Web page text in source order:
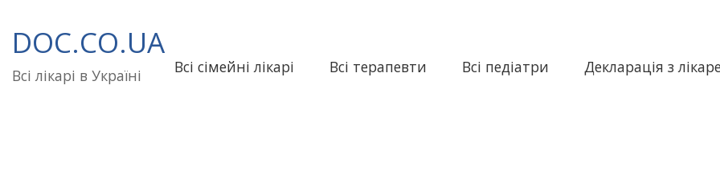
до
вмісту
DOC.CO.UA
Всі лікарі в Україні Всі сімейні лікарі Всі терапевти Всі педіатри Декларація з